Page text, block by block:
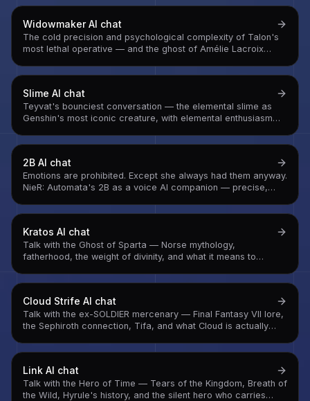
WidowmakerAI chat
The cold precision and psychological complexity of Talon's
most lethal operative — and the ghost of Amélie Lacroix
Slime AI chat
Teyvat's bounciest conversation — the elemental slime as
Genshin's most iconic creature, with elemental enthusiasm
2B AI chat
Emotions are prohibited. Except she always had them anyway.
NieR: Automata's 2B as a voice AI companion — precise,
feel.
Kratos AI chat
Talk with the Ghost of Sparta — Norse mythology,
fatherhood, the weight of divinity, and what it means to
Cloud Strife AI chat
Talk with the ex-SOLDIER mercenary — Final Fantasy VII lore,
the Sephiroth connection, Tifa, and what Cloud is actually
Link AI chat
Talk with the Hero of Time — Tears of the Kingdom, Breath of
the Wild, Hyrule's history, and the silent hero who carries